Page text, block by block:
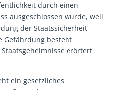
durch einen
ausgeschlossen wurde, weil
der Staatssicherheit
Gefährdung besteht
erörtert
ein gesetzliches